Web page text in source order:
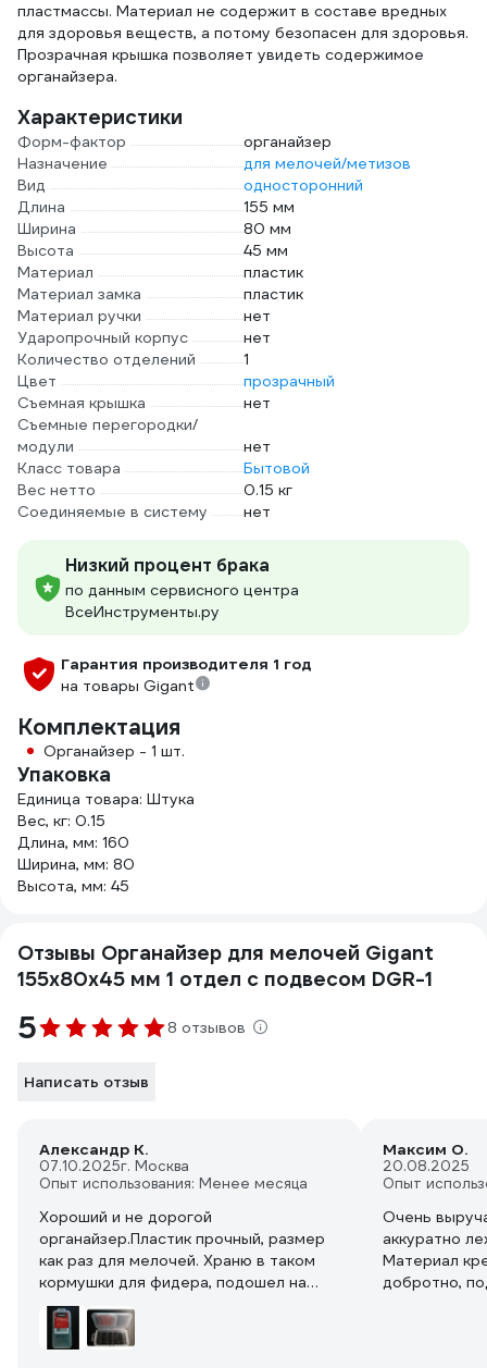
пластмассы. Материал не содержит в составе вредных
для здоровья веществ, а потому безопасен для здоровья.
Прозрачная крышка позволяет увидеть содержимое
органайзера.
Характеристики
Форм-фактор
органайзер
Назначение
для мелочей/метизов
Вид
односторонний
Длина
155 мм
Ширина
80 мм
Высота
45 мм
Материал
пластик
Материал замка
пластик
Материал ручки
нет
Ударопрочный корпус
нет
Количество отделений
1
Цвет
прозрачный
Съемная крышка
нет
Съемные перегородки/
модули
нет
Класс товара
Бытовой
Вес нетто
0.15 кг
Соединяемые в систему
нет
Низкий процент брака
по данным сервисного центра
ВсеИнструменты.ру
Гарантия производителя 1 год
на товары Gigant
Комплектация
Органайзер - 1 шт.
Упаковка
Единица товара: Штука
Вес, кг: 0.15
Длина, мм: 160
Ширина, мм: 80
Высота, мм: 45
Отзывы Органайзер для мелочей Gigant
155x80x45 мм 1 отдел с подвесом DGR-1
5 8 отзывов
Написать отзыв
Александр К.
07.10.2025г. Москва
Опыт использования: Менее месяца
Хороший и не дорогой
органайзер.Пластик прочный, размер
как раз для мелочей. Храню в таком
кормушки для фидера, подошел на
отлично.
Максим О.
20.08.2025
Опыт
Очень
аккуратно
Материал
добротно,